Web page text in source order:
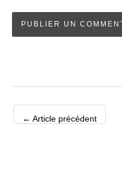
← Article précédent